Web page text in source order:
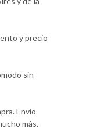
y precio
sin
Envio
más.